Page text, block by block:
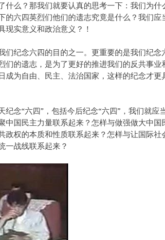
什么？那我们就要认真的思考一下：我们为什
六四英烈们他们的遗志究竟是什么？我们应
实意义和政治意义？！
们纪念六四的目的之一。更重要的是我们纪念
们的遗志，是为了更好的推进我们的反共事业
成为自由、民主、法治国家，这样的纪念才更
念“六四”，包括今后纪念“六四”，我们就应
中国民主力量联系起来？怎样与做强做大中国
政权的本质和性质联系起来？怎样与让国际社
一战线联系起来？